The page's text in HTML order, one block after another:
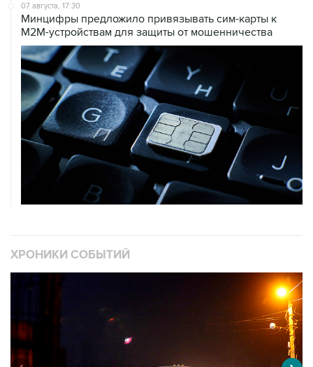
07 августа, 17:30
Минцифры предложило привязывать сим-карты к
M2M-устройствам для защиты от мошенничества
ХРОНИКИ СОБЫТИЙ